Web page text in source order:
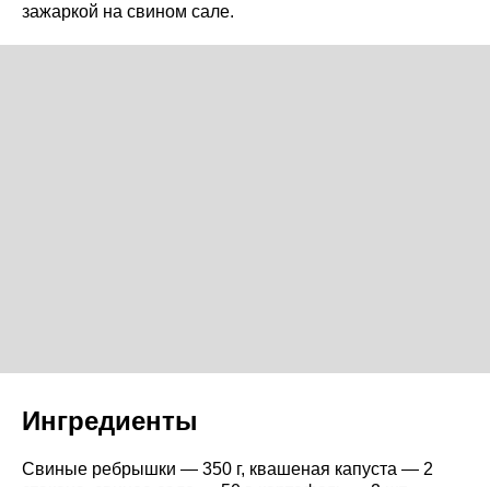
зажаркой на свином сале.
Ингредиенты
Свиные ребрышки — 350 г, квашеная капуста — 2